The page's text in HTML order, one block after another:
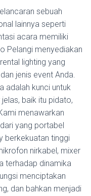
sebuah
lainnya seperti
acara memiliki
Pelangi menyediakan
lighting yang
jenis event Anda.
adalah kunci untuk
baik itu pidato,
menawarkan
yang portabel
berkekuatan tinggi
nirkabel, mixer
terhadap dinamika
menciptakan
dan bahkan menjadi